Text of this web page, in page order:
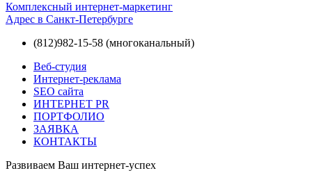
Комплексный интернет-маркетинг
Адрес в Санкт-Петербурге
(812)982-15-58 (многоканальный)
Веб-студия
Интернет-реклама
SEO сайта
ИНТЕРНЕТ PR
ПОРТФОЛИО
ЗАЯВКА
КОНТАКТЫ
Развиваем Ваш интернет-успех